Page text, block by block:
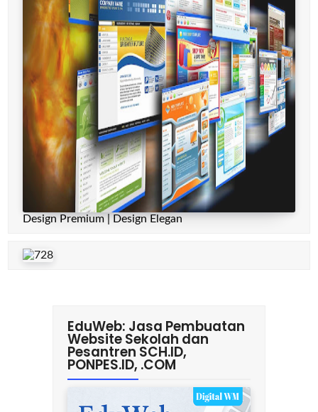
Design Premium | Design Elegan
EduWeb: Jasa Pembuatan
Website Sekolah dan
Pesantren SCH.ID,
PONPES.ID, .COM